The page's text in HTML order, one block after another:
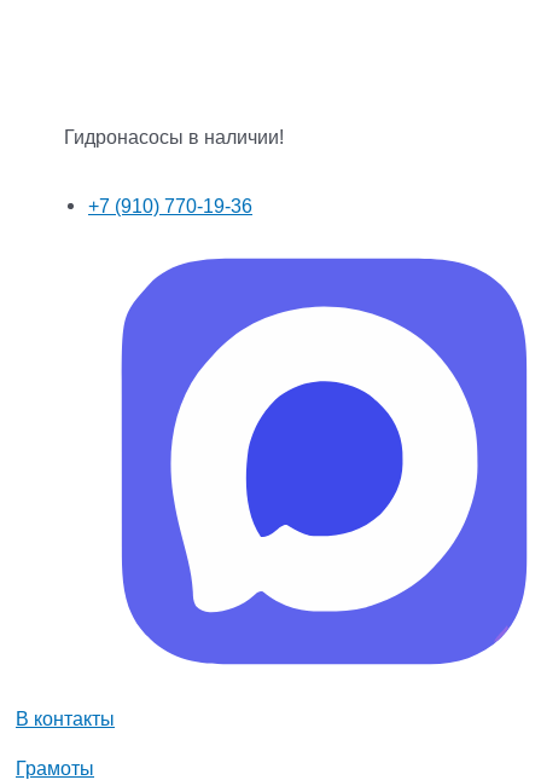
Гидронасосы в наличии!
+7 (910) 770-19-36
В контакты
Грамоты